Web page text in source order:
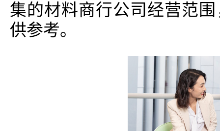
集的材料商行公司经营范
供参考。